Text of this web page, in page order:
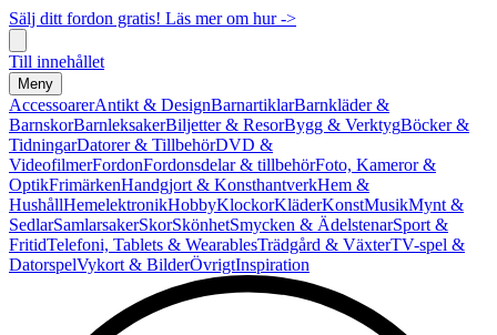
Sälj ditt fordon gratis! Läs mer om hur ->
Till innehållet
Meny
AccessoarerAntikt & DesignBarnartiklarBarnkläder &
BarnskorBarnleksakerBiljetter & ResorBygg & VerktygBöcker &
TidningarDatorer & TillbehörDVD &
VideofilmerFordonFordonsdelar & tillbehörFoto, Kameror &
OptikFrimärkenHandgjort & KonsthantverkHem &
HushållHemelektronikHobbyKlockorKläderKonstMusikMynt &
SedlarSamlarsakerSkorSkönhetSmycken & ÄdelstenarSport &
FritidTelefoni, Tablets & WearablesTrädgård & VäxterTV-spel &
DatorspelVykort & BilderÖvrigtInspiration